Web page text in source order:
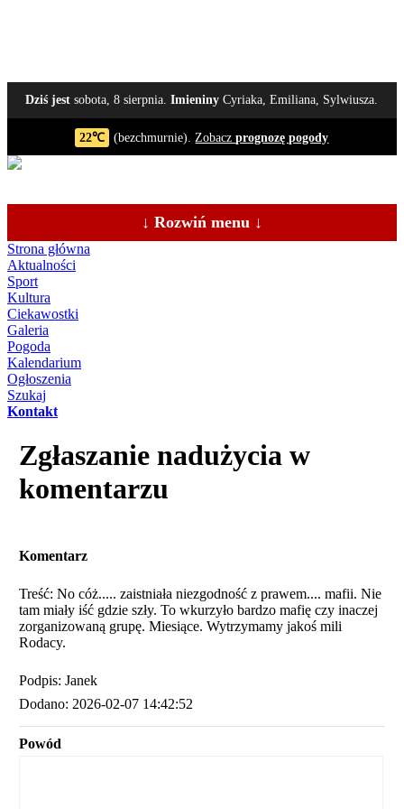
Dziś jest sobota, 8 sierpnia.Imieniny Cyriaka, Emiliana, Sylwiusza.
22℃ (bezchmurnie).Zobaczprognozę pogody
↓ Rozwiń menu ↓
Strona główna
Aktualności
Sport
Kultura
Ciekawostki
Galeria
Pogoda
Kalendarium
Ogłoszenia
Szukaj
Kontakt
Zgłaszanie nadużycia w
komentarzu
Komentarz
Treść: No cóż..... zaistniała niezgodność z prawem.... mafii. Nie
tam miały iść gdzie szły. To wkurzyło bardzo mafię czy inaczej
zorganizowaną grupę. Miesiące. Wytrzymamy jakoś mili
Rodacy.
Podpis: Janek
Dodano: 2026-02-07 14:42:52
Powód